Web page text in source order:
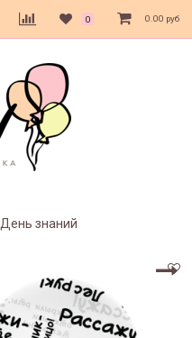
0 0.00 руб
День знаний